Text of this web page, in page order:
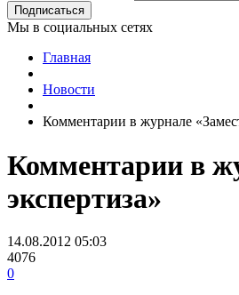
Подписаться
Мы в социальных сетях
Главная
Новости
Комментарии в журнале
Комментарии в
экспертиза»
14.08.2012 05:03
4076
0